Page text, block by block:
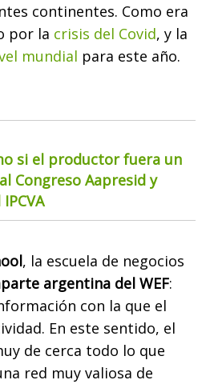
continentes. Como era
por la crisis del Covid, y la
mundial para este año.
si el productor fuera un
Congreso Aapresid y
, la escuela de negocios
argentina del WEF:
con la que el
En este sentido, el
de cerca todo lo que
red muy valiosa de